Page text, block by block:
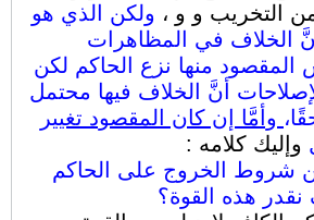
التخريب و و ، ولكن الذي هو
الخلاف في المظاهرات
المقصود منها نزع الحاكم لكن
أنَّ الخلاف فيها محتمل
وأمَّا إن كان المقصود تغيير
وإليك كلامه :
شروط الخروج على الحاكم
نقدر هذه القوة؟